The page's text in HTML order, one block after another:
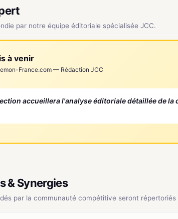
par notre équipe éditoriale spécialisée JCC.
à venir
France.com — Rédaction JCC
accueillera l'analyse éditoriale détaillée de
& Synergies
par la communauté compétitive seront répertoriés